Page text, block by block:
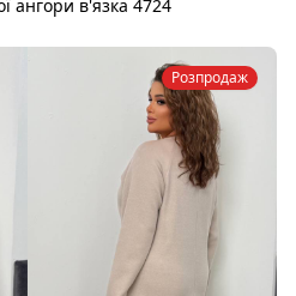
ангори в'язка 4724
Розпродаж